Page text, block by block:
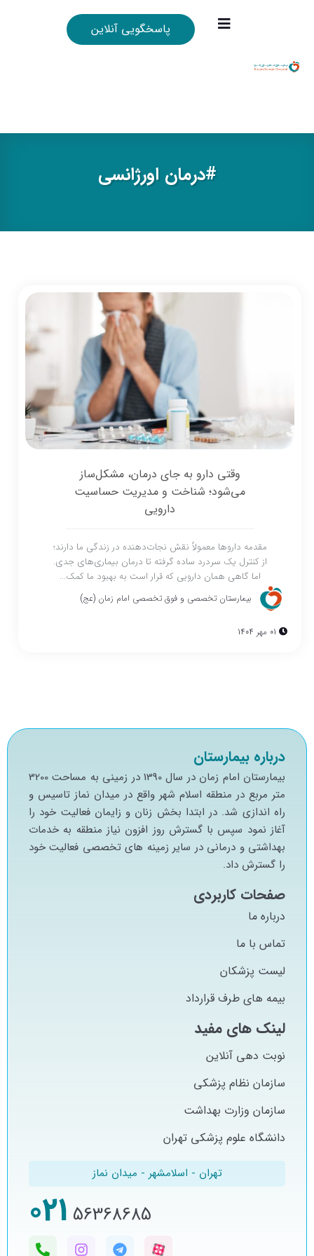
پاسخگویی آنلاین
#درمان اورژانسی
وقتی دارو به جای درمان، مشکل‌ساز
می‌شود؛ شناخت و مدیریت حساسیت
دارویی
مقدمه داروها معمولاً نقش نجات‌دهنده در زندگی ما دارند؛
از کنترل یک سردرد ساده گرفته تا درمان بیماری‌های جدی.
اما گاهی همان دارویی که قرار است به بهبود ما کمک...
بیمارستان تخصصی و فوق تخصصی امام زمان (عج)
01 مهر 1404
درباره بیمارستان
بيمارستان امام زمان در سال 1390 در زميني به مساحت 3200
متر مربع در منطقه اسلام شهر واقع در ميدان نماز تاسيس و
راه اندازي شد. در ابتدا بخش زنان و زايمان فعاليت خود را
آغاز نمود سپس با گسترش روز افزون نياز منطقه به خدمات
بهداشتي و درماني در ساير زمينه هاي تخصصي فعاليت خود
را گسترش داد.
صفحات کاربردی
درباره ما
تماس با ما
لیست پزشکان
بیمه های طرف قرارداد
لینک های مفید
نوبت دهی آنلاین
سازمان نظام پزشکی
سازمان وزارت بهداشت
دانشگاه علوم پزشکی تهران
تهران - اسلامشهر - میدان نماز
56368685
021